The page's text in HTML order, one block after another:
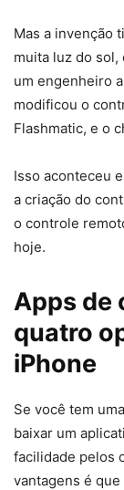
Mas a invenção
muita luz do sol,
um engenheiro
modificou o
Flashmatic, e o
Isso aconteceu
a criação do
o controle
hoje.
Apps de
quatro
iPhone
Se você tem
baixar um
facilidade pelos
vantagens é